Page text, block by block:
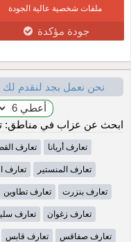
ملفات شخصية عالية الجودة
جودة مؤكدة
نحن نعمل بجد لنقدم
ابحث عن عزاب في مناطق:
تعارف أريانا تعارف
تعارف المنستير تعارف
تعارف بنزرت تعارف تطاوين
تعارف زغوان تعارف
تعارف صفاقس تعارف قابس